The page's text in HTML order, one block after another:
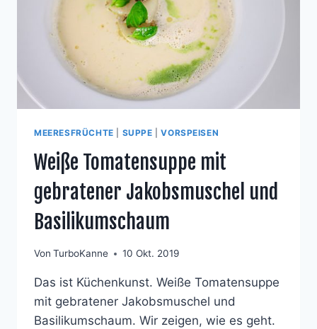
MEERESFRÜCHTE SUPPE |VORSPEISEN
Weiße Tomatensuppe mit
gebratener Jakobsmuschel und
Basilikumschaum
Von TurboKanne 10 Okt. 2019
Das ist Küchenkunst. Weiße Tomatensuppe
mit gebratener Jakobsmuschel und
Basilikumschaum. Wir zeigen, wie es geht.